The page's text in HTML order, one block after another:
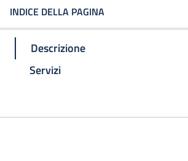
INDICE DELLA PAGINA
Descrizione
Servizi